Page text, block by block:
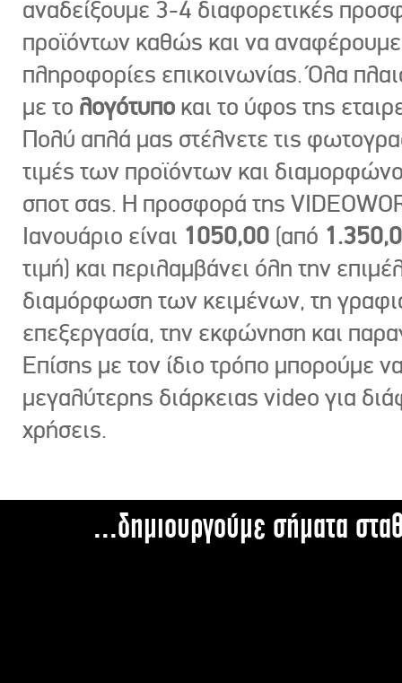
αναδείξουμε 3-4 διαφορετικές
προϊόντων καθώς και να
πληροφορίες επικοινωνίας. Όλα
με το λογότυπο και το ύφος της
Πολύ απλά μας στέλνετε τις
τιμές των προϊόντων και
σποτ σας. Η προσφορά της
Ιανουάριο είναι 1050,00 (από
τιμή) και περιλαμβάνει όλη την
διαμόρφωση των κειμένων, τη
επεξεργασία, την εκφώνηση και
Επίσης με τον ίδιο τρόπο μπορούμε
μεγαλύτερης διάρκειας video για
χρήσεις.
...δημιουργούμε σήματα